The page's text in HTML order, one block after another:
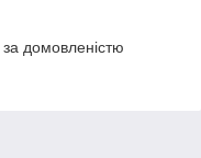
домовленістю